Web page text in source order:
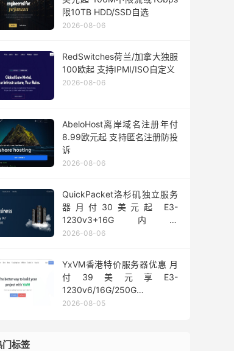
限10TB HDD/SSD自选
2026-08-06
RedSwitches荷兰/加拿大独服
100欧起 支持IPMI/ISO自定义
2026-08-06
AbeloHost离岸域名注册年付
8.99欧元起 支持匿名注册防投
诉
2026-08-06
QuickPacket洛杉矶独立服务
器月付30美元起 E3-
1230v3+16G内存
1Gbps@50TB大流量
2026-08-06
YxVM香港特价服务器优惠 月
付39美元享E3-
1230v6/16G/250G
SSD/10TB流量
2026-08-05
门标签